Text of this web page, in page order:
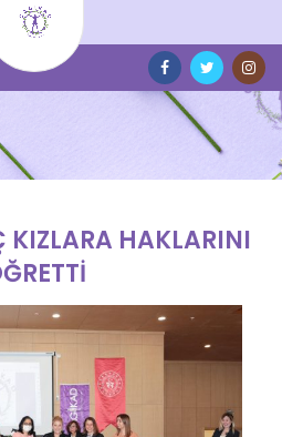
KIZLARA HAKLARINI